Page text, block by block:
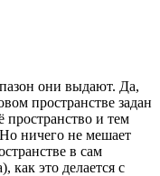
они выдают. Да,
пространстве задан
пространство и тем
ничего не мешает
в сам
как это делается с